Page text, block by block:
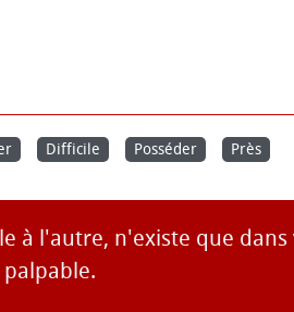
Difficile Posséder Près
à l'autre, n'existe que dans